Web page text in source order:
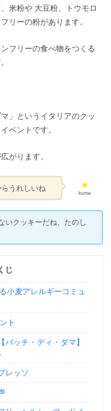
米粉や 大豆粉、トウモロ
リーの粉があります。
フリーの食べ物をつくる
」というイタリアのクッ
ベントです。
がります。
kuma
うれしいね
いクッキーだね、たのし
じ
小麦アレルギーコミュ
ト
バッチ・ディ・ダマ】
レッソ